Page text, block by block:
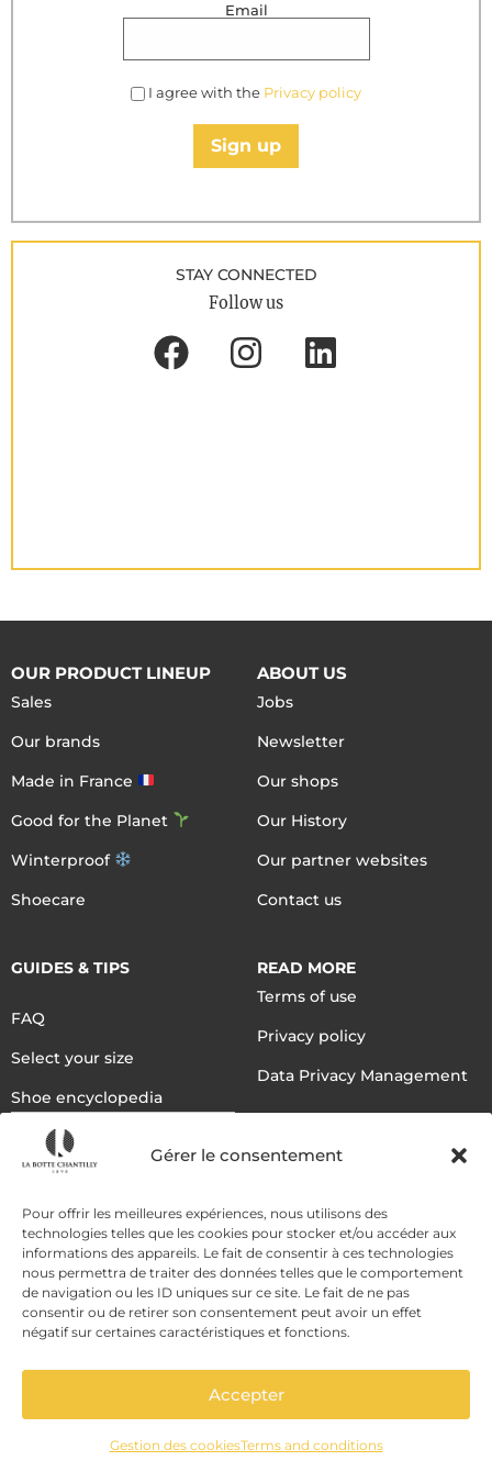
Gérer le consentement
Pour offrir les meilleures expériences, nous utilisons des
technologies telles que les cookies pour stocker et/ou accéder aux
informations des appareils. Le fait de consentir à ces technologies
nous permettra de traiter des données telles que le comportement
de navigation ou les ID uniques sur ce site. Le fait de ne pas
consentir ou de retirer son consentement peut avoir un effet
négatif sur certaines caractéristiques et fonctions.
Accepter
Gestion des cookiesTerms and conditions
Email
I agree with the Privacy policy
Sign up
STAY CONNECTED
Follow us
OUR PRODUCT LINEUP
Sales
Our brands
Made in France
Good for the Planet
Winterproof
Shoecare
ABOUT US
Jobs
Newsletter
Our shops
Our History
Our partner websites
Contact us
GUIDES & TIPS
FAQ
Select your size
Shoe encyclopedia
English
READ MORE
Terms of use
Privacy policy
Data Privacy Management
DELIVERY METHODS
PAYMENT METHODS